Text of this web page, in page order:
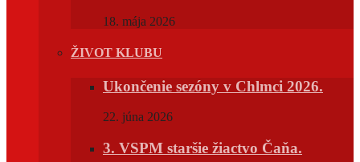
18. mája 2026
ŽIVOT KLUBU
Ukončenie sezóny v Chlmci 2026.
22. júna 2026
3. VSPM staršie žiactvo Čaňa.